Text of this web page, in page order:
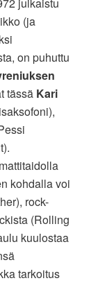
(ja
on puhuttu
tässä Kari
kohdalla voi
rock-
(Rolling
kuulostaa
tarkoitus